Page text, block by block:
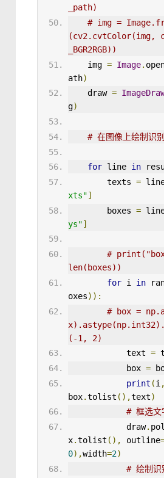
_path)
# img =
(cv2.cvtColor(img,
_BGR2RGB))
img = Image.
ath)
draw =
g)
# 在图像上绘制识
for line in
texts =
xts"]
boxes =
ys"]
# print(
len(boxes))
for i in
oxes)):
# box =
(-1, 2)
text =
box =
print (i ,
box.tolist (),text)
# 框选文
            draw
.
x.tolist (), outline
0),width=2)
# 绘制识